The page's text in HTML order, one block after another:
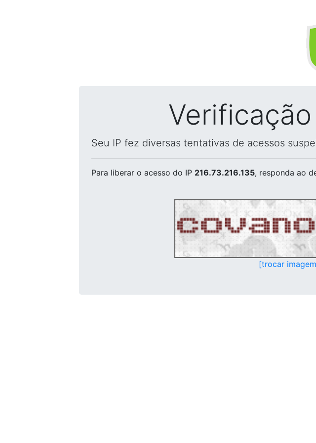
Seu IP fez diversas tentativas de acessos
Para liberar o acesso do IP 216.73.216.135, responda ao
[trocar